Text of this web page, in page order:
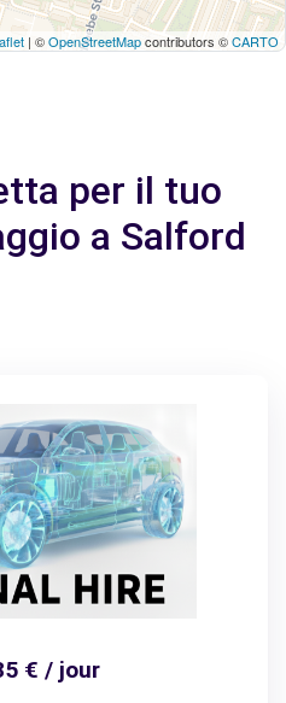
| ©OpenStreetMapcontributors ©CARTO
per il tuo
a Salford
€ / jour